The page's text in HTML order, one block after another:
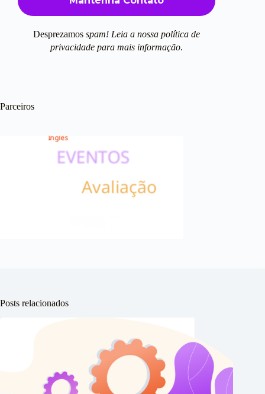
Desprezamosspam! Leia a nossapolítica de
privacidade para mais informação.
Parceiros
Posts relacionados